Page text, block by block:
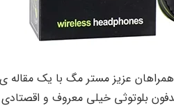
عزیز مستر مگ با یک
بلوتوثی خیلی معروف و